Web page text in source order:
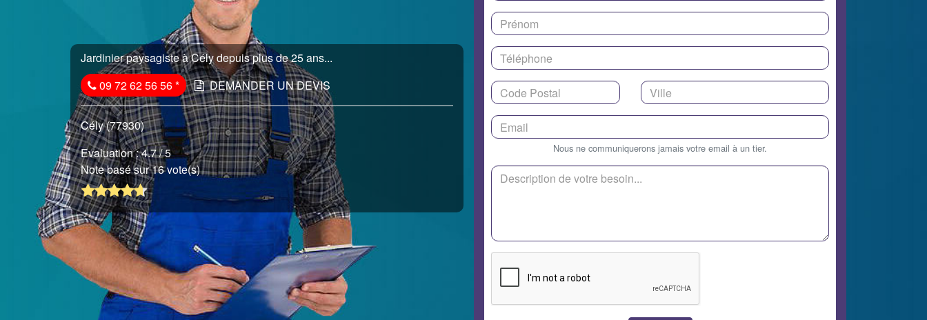
Jardinier paysagiste à Cély depuis plus de 25 ans...
09 72 62 56 56* DEMANDER UN DEVIS
Cély (77930)
Evaluation :4.7/ 5
Note basé sur 16 vote(s)
Nous ne communiquerons jamais votre email à un tier.